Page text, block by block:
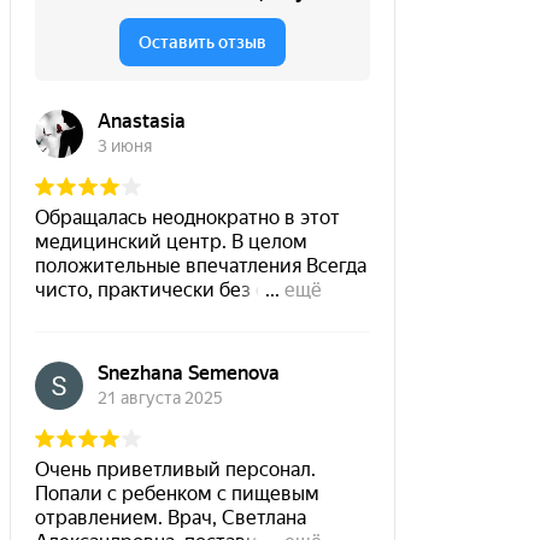
Выбирала врача по отзывам и близости к дому. На
осмотр пришла без жалоб, обследоваться после
Врач очень вежливая и внимательная. Анализы
пришли на электронку, не нужно ходить на
повторный приём, тк все оказалось в норме.
Рекомендую. В клинике и у Давиденко была первый
ресепшн и в клинике. Доброжелательные и
улыбчивые.. Большая редкость в наше время.
Лариса, 15.05.2021
Лучший доктор! Только к ней!
Евгения, 19.02.2021
Приехала сюда после отвратительного приема
ночью в городской гинекологии. Там меня послали
прямым текстом с кровотечением длиной в 9 дней.